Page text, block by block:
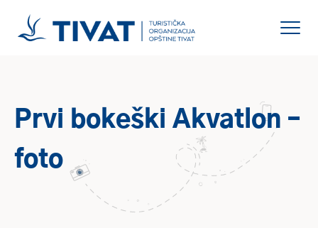
Prvi bokeški Akvatlon –
foto